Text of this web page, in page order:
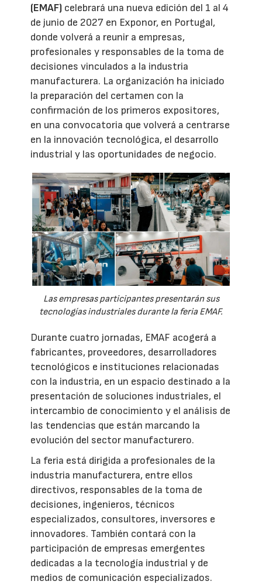
(EMAF) celebrará una nueva edición del 1 al 4
de junio de 2027 en Exponor, en Portugal,
donde volverá a reunir a empresas,
profesionales y responsables de la toma de
decisiones vinculados a la industria
manufacturera. La organización ha iniciado
la preparación del certamen con la
confirmación de los primeros expositores,
en una convocatoria que volverá a centrarse
en la innovación tecnológica, el desarrollo
industrial y las oportunidades de negocio.
Las empresas participantes presentarán sus
tecnologías industriales durante la feria EMAF.
Durante cuatro jornadas, EMAF acogerá a
fabricantes, proveedores, desarrolladores
tecnológicos e instituciones relacionadas
con la industria, en un espacio destinado a la
presentación de soluciones industriales, el
intercambio de conocimiento y el análisis de
las tendencias que están marcando la
evolución del sector manufacturero.
La feria está dirigida a profesionales de la
industria manufacturera, entre ellos
directivos, responsables de la toma de
decisiones, ingenieros, técnicos
especializados, consultores, inversores e
innovadores. También contará con la
participación de empresas emergentes
dedicadas a la tecnología industrial y de
medios de comunicación especializados.